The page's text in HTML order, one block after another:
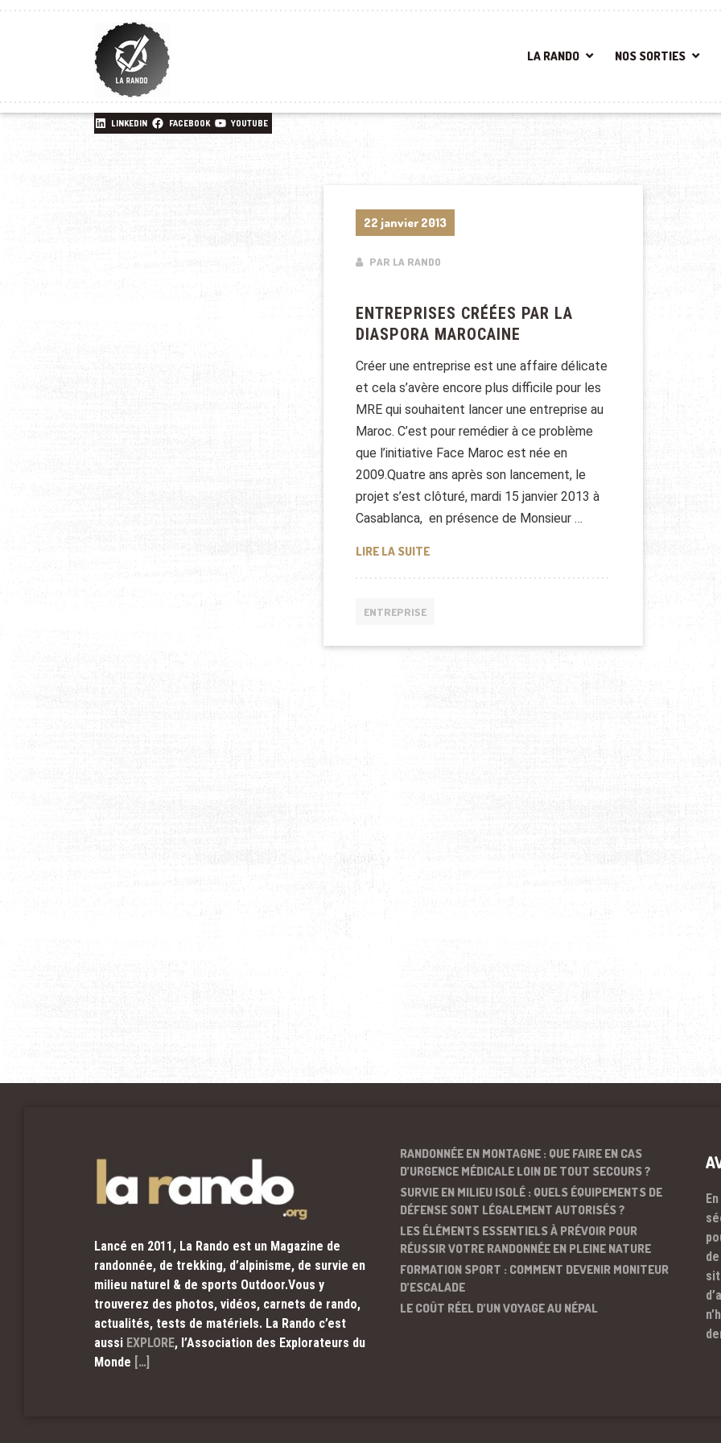
LA RANDO NOS SORTIES
LINKEDIN FACEBOOK YOUTUBE
22 janvier 2013
PAR LA RANDO
ENTREPRISES CRÉÉES PAR LA
DIASPORA MAROCAINE
Créer une entreprise est une affaire délicate
et cela s’avère encore plus difficile pour les
MRE qui souhaitent lancer une entreprise au
Maroc. C’est pour remédier à ce problème
que l’initiative Face Maroc est née en
2009.Quatre ans après son lancement, le
projet s’est clôturé, mardi 15 janvier 2013 à
Casablanca, en présence de Monsieur …
LIRE LA SUITEENTREPRISES CRÉÉES PAR LA DIASPORA MAROCAINE
ENTREPRISE
Lancé en 2011, La Rando est un Magazine de
randonnée, de trekking, d’alpinisme, de survie en
milieu naturel & de sports Outdoor.Vous y
trouverez des photos, vidéos, carnets de rando,
actualités, tests de matériels. La Rando c’est
aussi EXPLORE, l’Association des Explorateurs du
Monde […]
RANDONNÉE EN MONTAGNE : QUE FAIRE EN CAS
D’URGENCE MÉDICALE LOIN DE TOUT SECOURS ?
SURVIE EN MILIEU ISOLÉ : QUELS ÉQUIPEMENTS DE
DÉFENSE SONT LÉGALEMENT AUTORISÉS ?
LES ÉLÉMENTS ESSENTIELS À PRÉVOIR POUR
RÉUSSIR VOTRE RANDONNÉE EN PLEINE NATURE
FORMATION SPORT : COMMENT DEVENIR MONITEUR
D’ESCALADE
LE COÛT RÉEL D’UN VOYAGE AU NÉPAL